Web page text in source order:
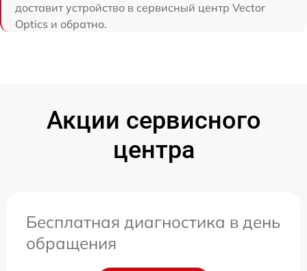
доставит устройство в сервисный центр Vector
Optics и обратно.
Акции сервисного
центра
Бесплатная диагностика в день
обращения